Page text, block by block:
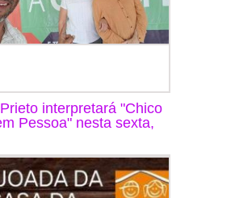
interpretará "Chico
Pessoa" nesta sexta,